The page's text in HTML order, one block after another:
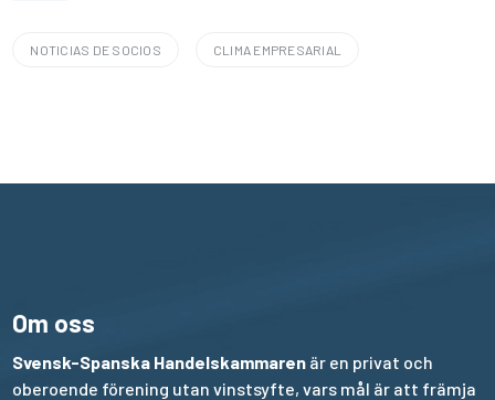
NOTICIAS DE SOCIOS CLIMA EMPRESARIAL
Om oss
Svensk-Spanska Handelskammaren är en privat och
oberoende förening utan vinstsyfte, vars mål är att främja